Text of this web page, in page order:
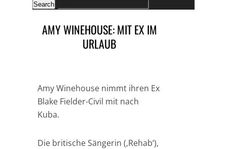
AMY WINEHOUSE: MIT EX IM
URLAUB
Amy Winehouse nimmt ihren Ex
Blake Fielder-Civil mit nach
Kuba.
Die britische Sängerin (‚Rehab‘),